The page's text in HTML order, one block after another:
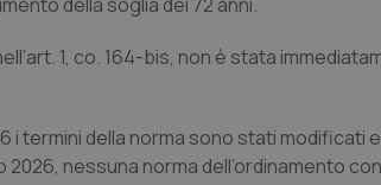
1, co. 164-bis, non è stata
termini della norma sono stati modificati
2026, nessuna norma dell’ordinamento
il sito web abilitandone funzionalità di base quali la